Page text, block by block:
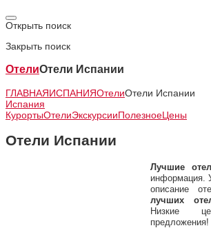
Открыть поиск
Закрыть поиск
ОтелиОтели Испании
ГЛАВНАЯИСПАНИЯОтелиОтели Испании
Испания
КурортыОтелиЭкскурсииПолезноеЦены
Отели Испании
Лучшие
информация.
описание
лучших
Низкие
предложения!